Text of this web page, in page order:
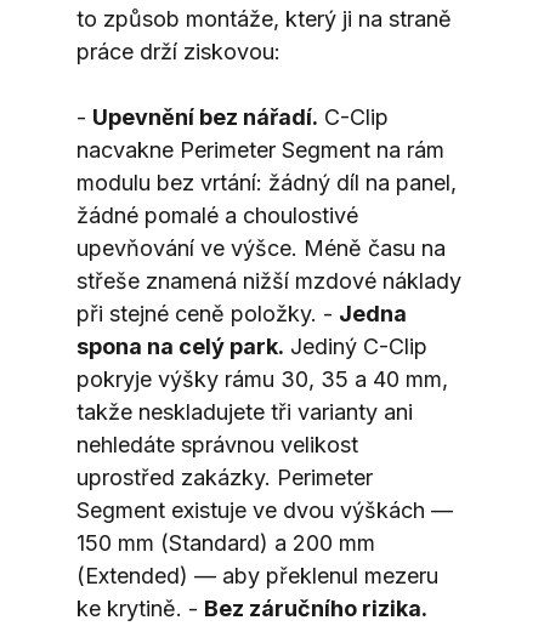
to způsob montáže, který ji na straně
práce drží ziskovou:
- Upevnění bez nářadí. C-Clip
nacvakne Perimeter Segment na rám
modulu bez vrtání: žádný díl na panel,
žádné pomalé a choulostivé
upevňování ve výšce. Méně času na
střeše znamená nižší mzdové náklady
při stejné ceně položky. - Jedna
spona na celý park. Jediný C-Clip
pokryje výšky rámu 30, 35 a 40 mm,
takže neskladujete tři varianty ani
nehledáte správnou velikost
uprostřed zakázky. Perimeter
Segment existuje ve dvou výškách —
150 mm (Standard) a 200 mm
(Extended) — aby překlenul mezeru
ke krytině. - Bez záručního rizika.